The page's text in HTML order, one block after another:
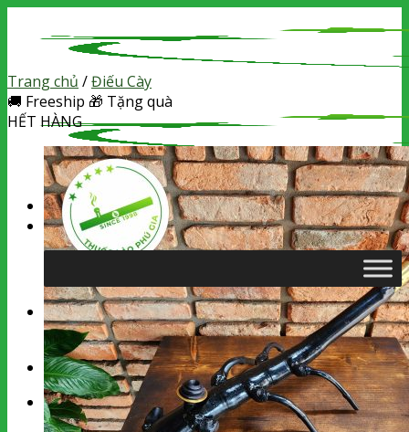
Tìm
kiếm:
Chưa có sản phẩm trong giỏ hàng.
Tìm
kiếm:
Trang chủ /Điếu Cày
🚚 Freeship 🎁 Tặng quà
HẾT HÀNG